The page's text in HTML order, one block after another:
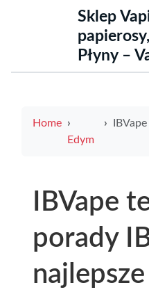
Sklep
Płyny –
Home
Edym
IBVape testy i porady
IBVape
porady